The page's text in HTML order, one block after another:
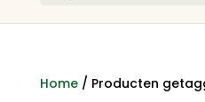
Home/ Producten